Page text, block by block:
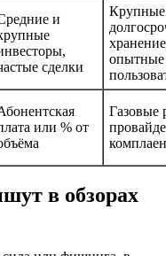
и
сделки
опытные
или % от
Газовые
в обзорах